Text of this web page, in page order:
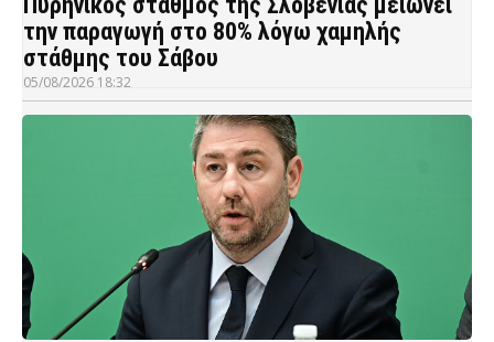
την παραγωγή στο 80% λόγω χαμηλής
στάθμης του Σάβου
05/08/2026 18:32